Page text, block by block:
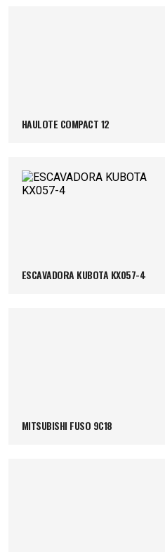
HAULOTE COMPACT 12
ESCAVADORA KUBOTA KX057-4
MITSUBISHI FUSO 9C18